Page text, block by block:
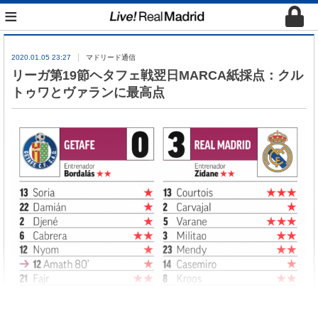
≡
2020.01.05 23:27 マドリード通信
リーガ第19節ヘタフェ戦翌日MARCA紙採点：クル
トゥワとヴァランに最高点